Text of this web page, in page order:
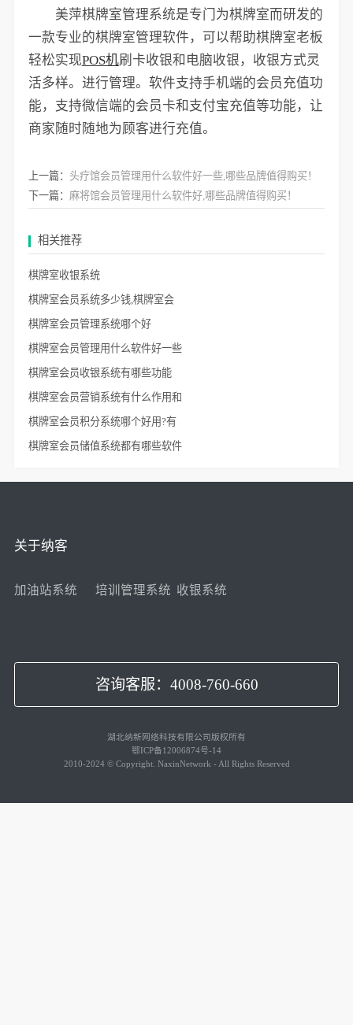
美萍棋牌室管理系统是专门为棋牌室而研发的
一款专业的棋牌室管理软件，可以帮助棋牌室老板
轻松实现POS机刷卡收银和电脑收银，收银方式灵
活多样。进行管理。软件支持手机端的会员充值功
能，支持微信端的会员卡和支付宝充值等功能，让
商家随时随地为顾客进行充值。
上一篇： 头疗馆会员管理用什么软件好一些,哪些品牌值得购买！
下一篇： 麻将馆会员管理用什么软件好,哪些品牌值得购买！
相关推荐
棋牌室收银系统
棋牌室会员系统多少钱,棋牌室会
棋牌室会员管理系统哪个好
棋牌室会员管理用什么软件好一些
棋牌室会员收银系统有哪些功能
棋牌室会员营销系统有什么作用和
棋牌室会员积分系统哪个好用?有
棋牌室会员储值系统都有哪些软件
关于纳客
加油站系统 培训管理系统 收银系统
咨询客服：4008-760-660
湖北纳新网络科技有限公司版权所有
鄂ICP备12006874号-14
2010-2024 © Copyright. NaxinNetwork - All Rights Reserved